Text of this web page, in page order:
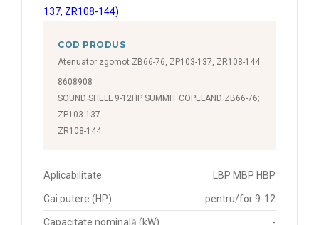
COD PRODUS
Atenuator zgomot ZB66-76, ZP103-137, ZR108-144
8608908
SOUND SHELL 9-12HP SUMMIT COPELAND ZB66-76;
ZP103-137
ZR108-144
Aplicabilitate LBP MBP HBP
Cai putere (HP) pentru/for 9-12
Capacitate nominală (kW) -